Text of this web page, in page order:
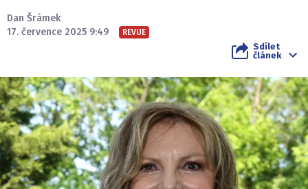
Dan Šrámek
17. července 2025 9:49
REVUE
Sdílet
článek